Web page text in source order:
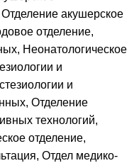
акушерское
отделение,
Неонатологическое
и
и
Отделение
технологий,
отделение,
Отдел медико-